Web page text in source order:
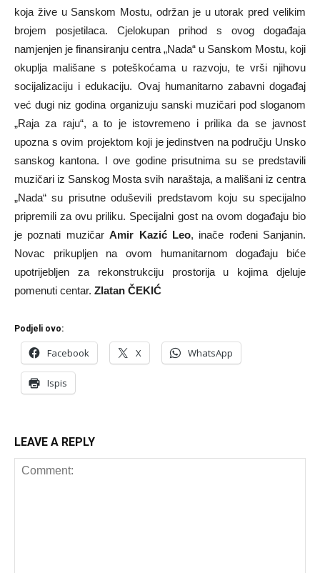
koja žive u Sanskom Mostu, održan je u utorak pred velikim
brojem posjetilaca. Cjelokupan prihod s ovog događaja
namjenjen je finansiranju centra „Nada“ u Sanskom Mostu, koji
okuplja mališane s poteškoćama u razvoju, te vrši njihovu
socijalizaciju i edukaciju. Ovaj humanitarno zabavni događaj
već dugi niz godina organizuju sanski muzičari pod sloganom
„Raja za raju“, a to je istovremeno i prilika da se javnost
upozna s ovim projektom koji je jedinstven na području Unsko
sanskog kantona. I ove godine prisutnima su se predstavili
muzičari iz Sanskog Mosta svih naraštaja, a mališani iz centra
„Nada“ su prisutne oduševili predstavom koju su specijalno
pripremili za ovu priliku. Specijalni gost na ovom događaju bio
je poznati muzičarAmir Kazić Leo, inače rođeni Sanjanin.
Novac prikupljen na ovom humanitarnom događaju biće
upotrijebljen za rekonstrukciju prostorija u kojima djeluje
pomenuti centar. Zlatan ČEKIĆ
Podjeli ovo:
Facebook X WhatsApp
Ispis
LEAVE A REPLY